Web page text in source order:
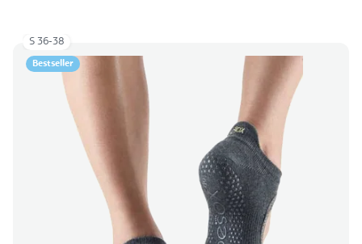
Bestseller
S 36-38